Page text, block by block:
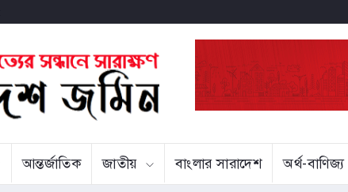
আন্তর্জাতিক জাতীয় বাংলার সারাদেশ অর্থ-বাণিজ্য